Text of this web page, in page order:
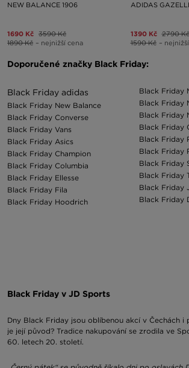
NEW BALANCE 1906
1690 Kč 3590 Kč
1890 Kč – nejnižší cena
ADIDAS
1390 Kč 2790 Kč
1590 Kč –
Doporučené značky Black Friday:
Black Friday adidas
Black Friday New Balance
Black Friday Converse
Black Friday Vans
Black Friday Asics
Black Friday Champion
Black Friday Columbia
Black Friday Ellesse
Black Friday Fila
Black Friday Hoodrich
Black Friday
Black Friday
Black Friday
Black Friday
Black Friday
Black Friday
Black Friday
Black Friday
Black Friday
Black Friday
Black Friday v JD Sports
Dny Black Friday jsou oblíbenou akcí v Čechách i
je její původ? Tradice nakupování se zrodila ve
60. letech 20. století.